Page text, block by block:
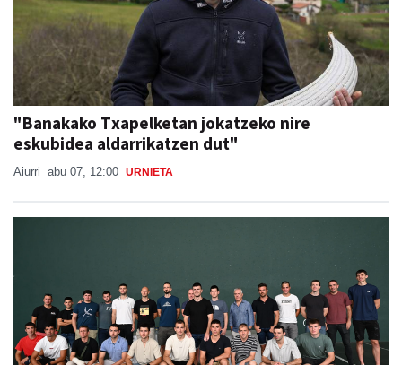
"Banakako Txapelketan jokatzeko nire
eskubidea aldarrikatzen dut"
Aiurri abu 07, 12:00 URNIETA